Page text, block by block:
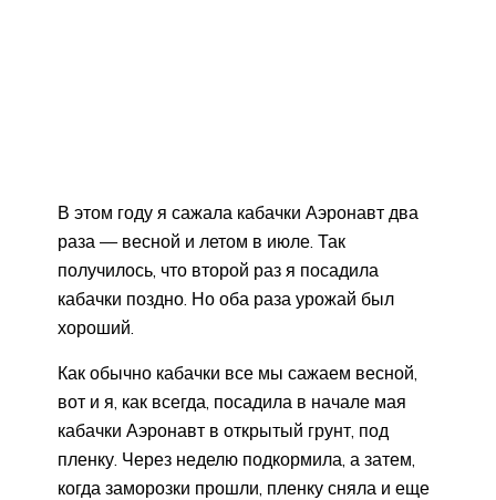
В этом году я сажала кабачки Аэронавт два
раза — весной и летом в июле. Так
получилось, что второй раз я посадила
кабачки поздно. Но оба раза урожай был
хороший.
Как обычно кабачки все мы сажаем весной,
вот и я, как всегда, посадила в начале мая
кабачки Аэронавт в открытый грунт, под
пленку. Через неделю подкормила, а затем,
когда заморозки прошли, пленку сняла и еще